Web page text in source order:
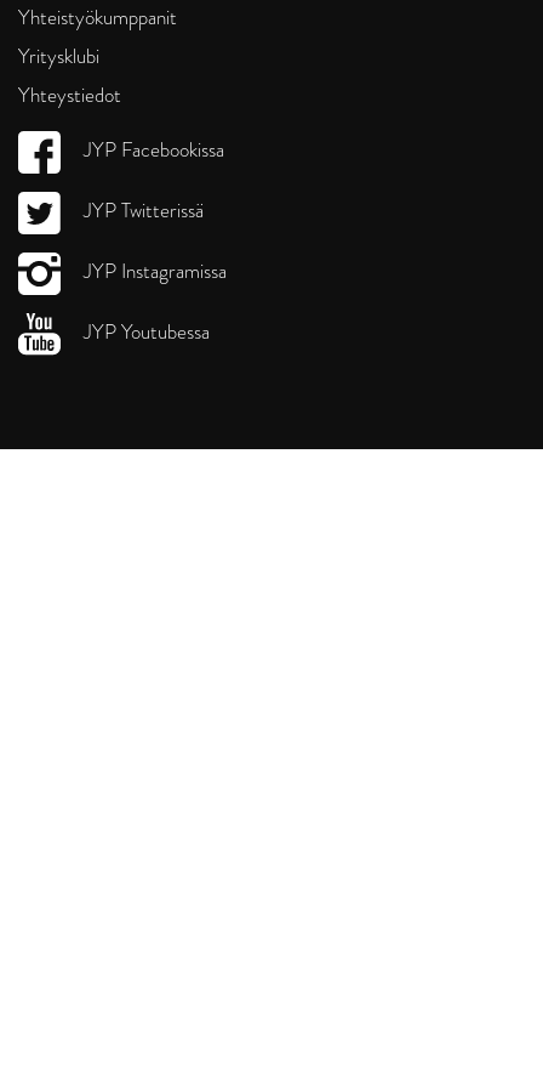
Yhteistyökumppanit
Yritysklubi
Yhteystiedot
JYP Facebookissa
JYP Twitterissä
JYP Instagramissa
JYP Youtubessa